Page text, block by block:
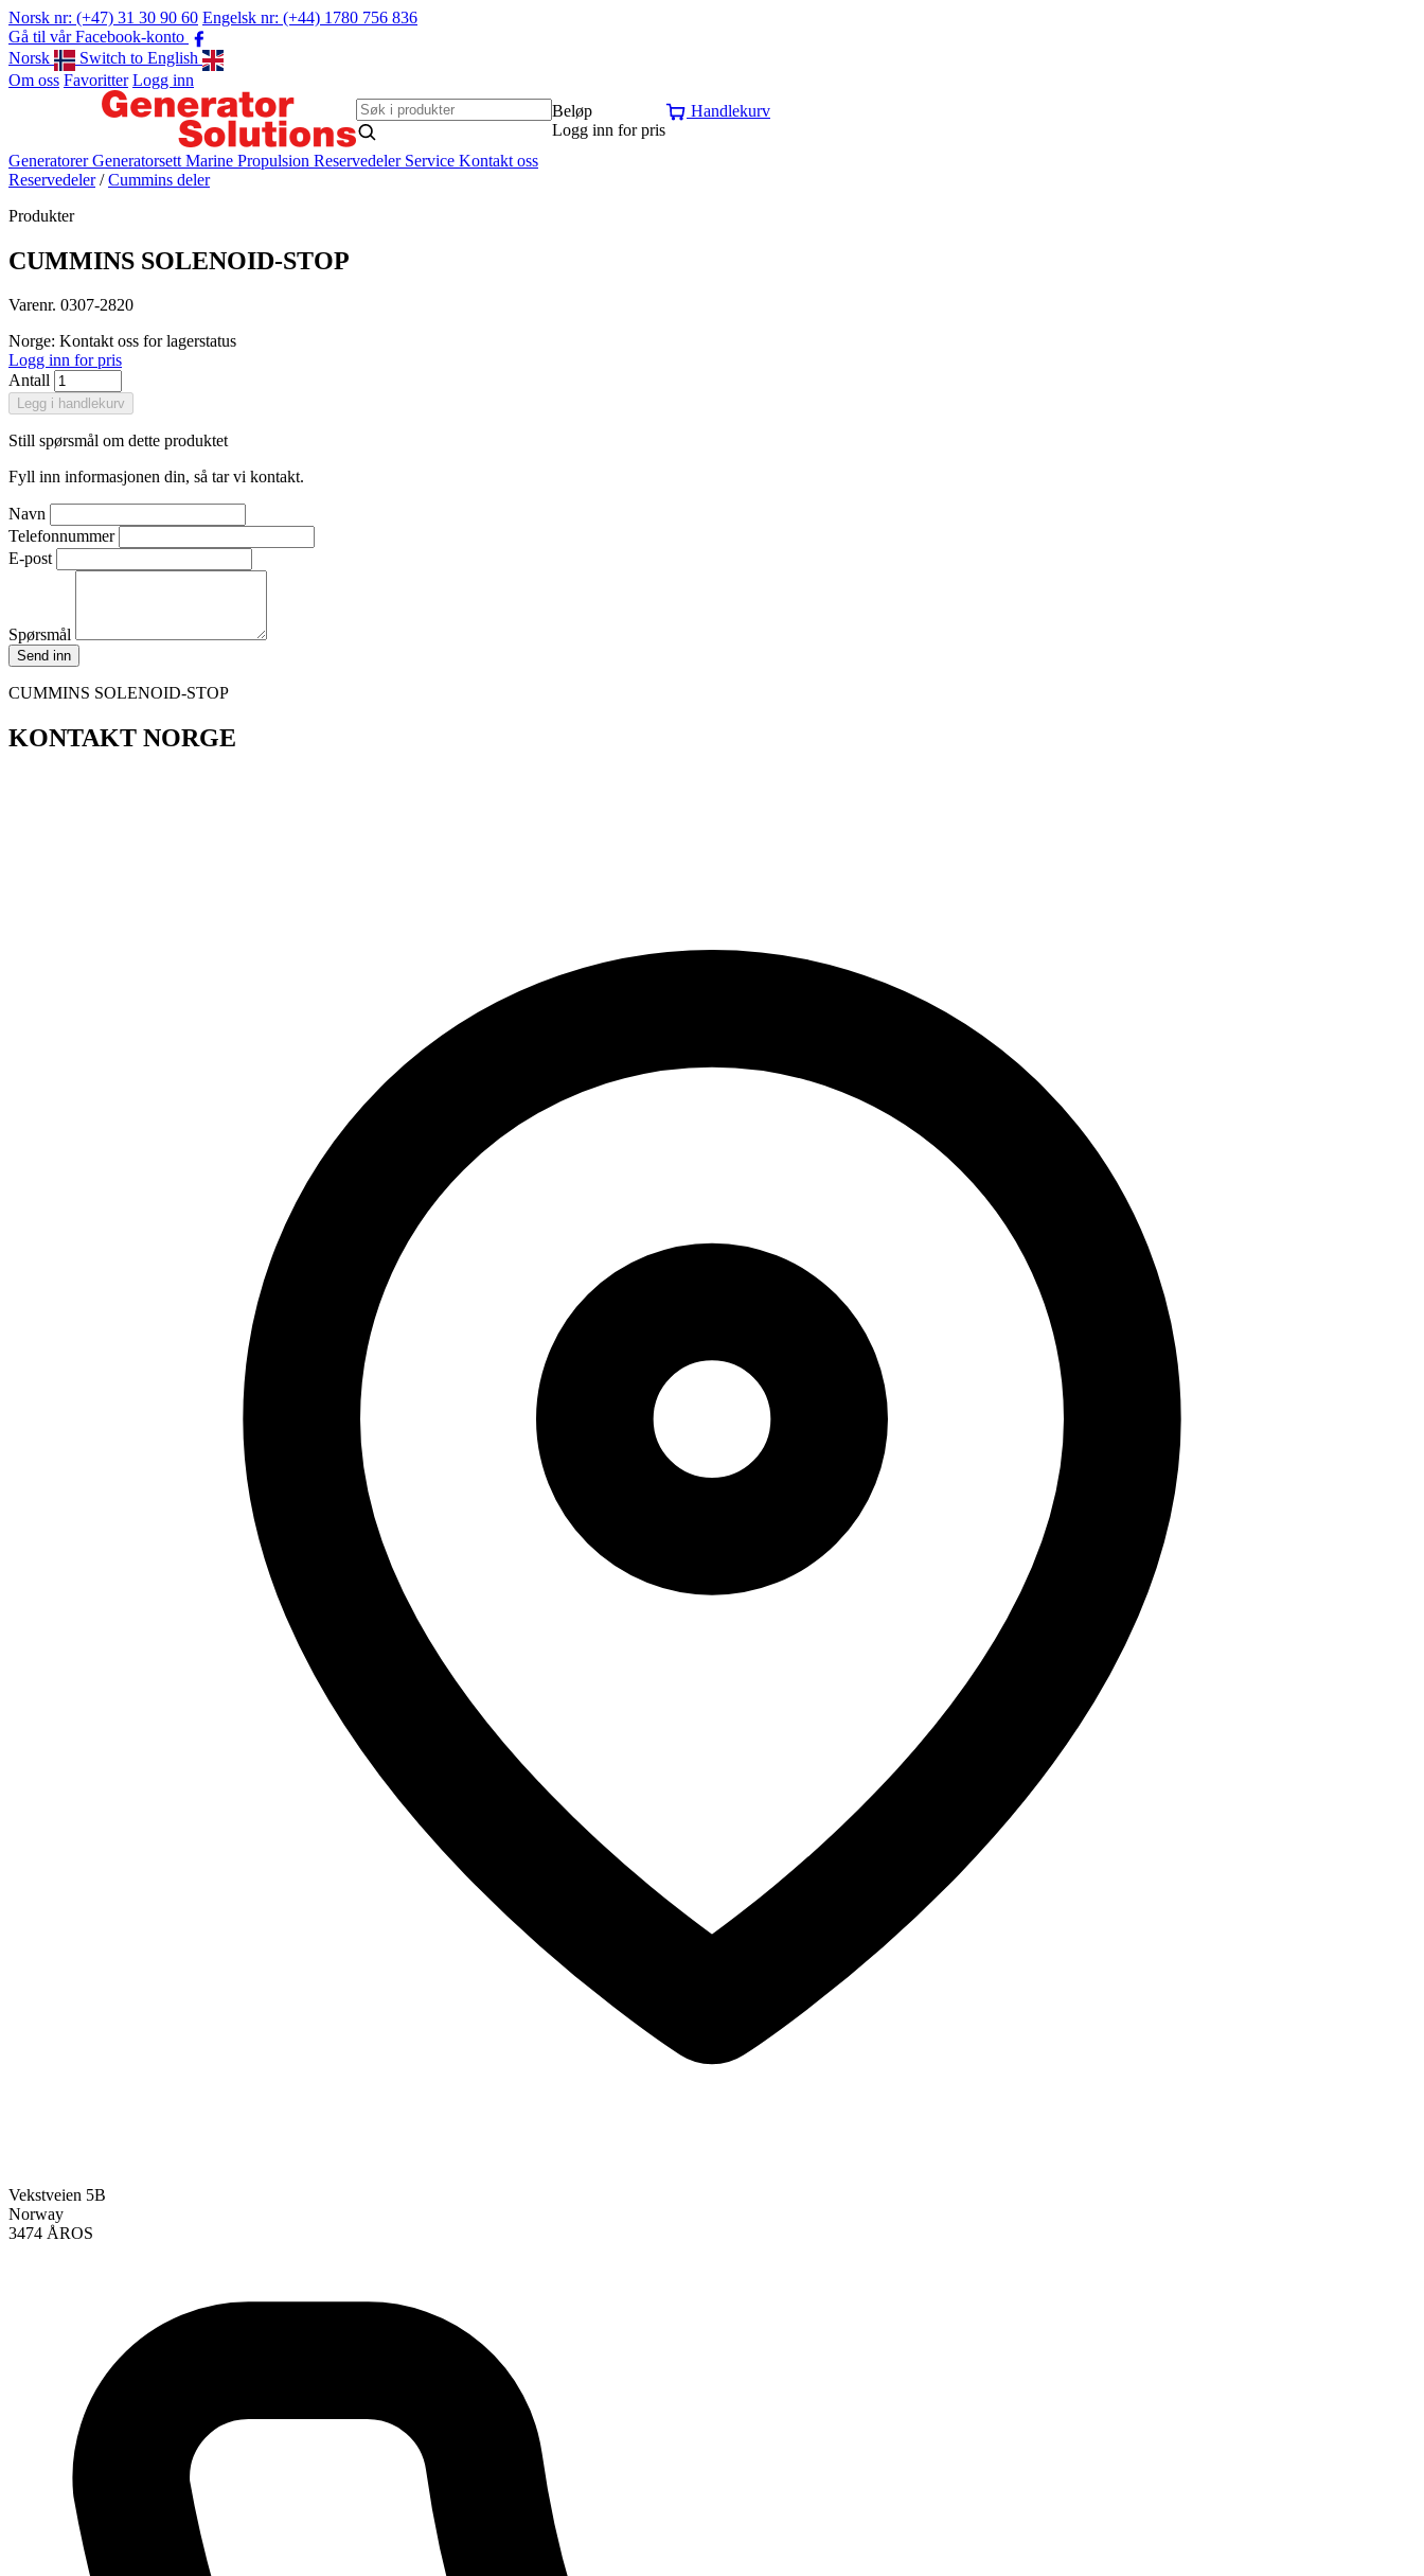
Norsk nr: (+47) 31 30 90 60 Engelsk nr: (+44) 1780 756 836
Gå til vår Facebook-konto
Norsk
Switch to English
Om oss Favoritter Logg inn
Beløp
Logg inn for pris
Handlekurv
GeneratorerGeneratorsett Marine Propulsion Reservedeler Service Kontakt oss
Reservedeler / Cummins deler
Produkter
CUMMINS SOLENOID-STOP
Varenr. 0307-2820
Norge: Kontakt oss for lagerstatus
Logg inn for pris
Antall
Legg i handlekurv
Still spørsmål om dette produktet
Fyll inn informasjonen din, så tar vi kontakt.
Navn
Telefonnummer
E-post
Spørsmål
Send inn
CUMMINS SOLENOID-STOP
KONTAKT NORGE
Vekstveien 5B
Norway
3474 ÅROS